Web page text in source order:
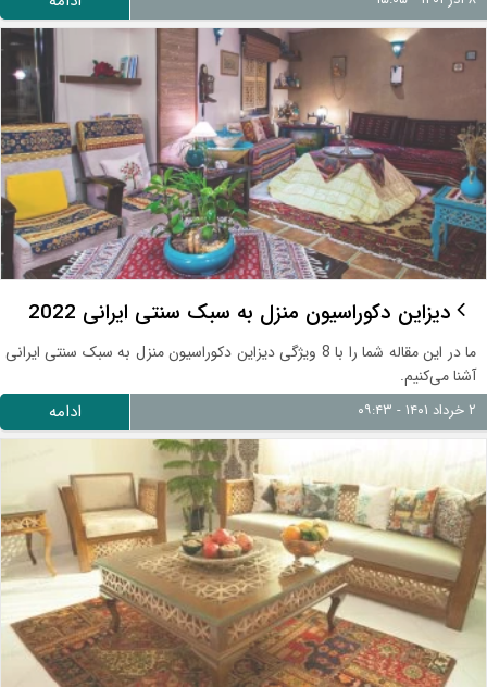
دیزاین دکوراسیون منزل به سبک سنتی ایرانی 2022
ما در این مقاله شما را با 8 ویژگی دیزاین دکوراسیون منزل به سبک سنتی ایرانی
آشنا می‌کنیم.
ادامه